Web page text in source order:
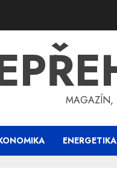
MAGAZÍN,
ENERGETIKA